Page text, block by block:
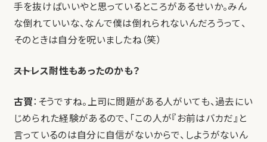
手を抜けばいいやと思っているところがあるせいか。みん
な倒れていいな、なんで僕は倒れられないんだろうって、
そのときは自分を呪いましたね（笑）
――ストレス耐性もあったのかも？
古賀：そうですね。上司に問題がある人がいても、過去にい
じめられた経験があるので、「この人が『お前はバカだ』と
言っているのは自分に自信がないからで、しようがないん